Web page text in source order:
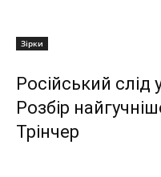
Зірки
Російський слід
Розбір
Трінчер